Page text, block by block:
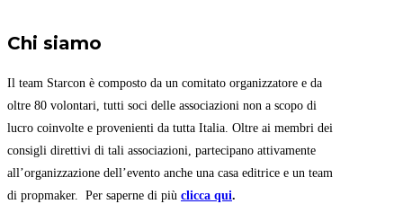
Chi siamo
Il team Starcon è composto da un comitato organizzatore e da
oltre 80 volontari, tutti soci delle associazioni non a scopo di
lucro coinvolte e provenienti da tutta Italia. Oltre ai membri dei
consigli direttivi di tali associazioni, partecipano attivamente
all’organizzazione dell’evento anche una casa editrice e un team
di propmaker. Per saperne di più clicca qui.